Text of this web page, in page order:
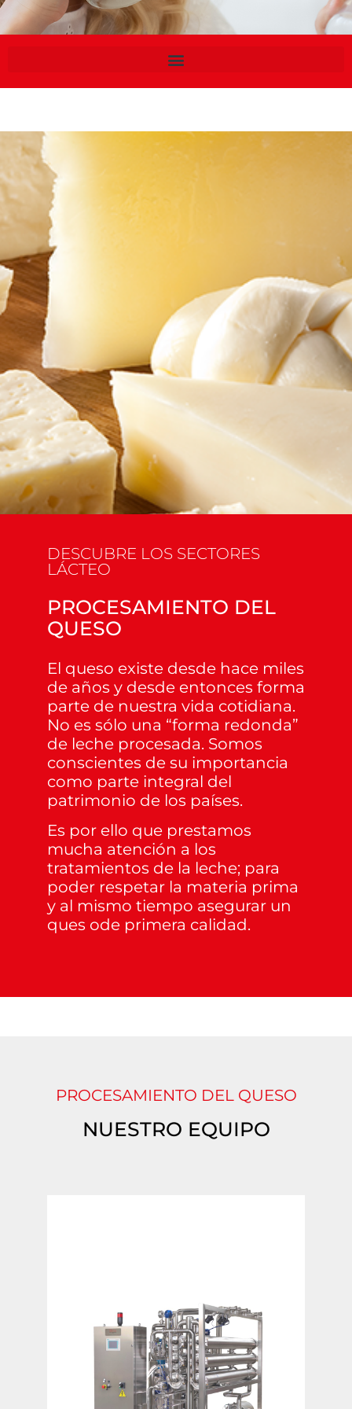
DESCUBRE LOS SECTORES
LÁCTEO
PROCESAMIENTO DEL
QUESO
El queso existe desde hace miles
de años y desde entonces forma
parte de nuestra vida cotidiana.
No es sólo una “forma redonda”
de leche procesada. Somos
conscientes de su importancia
como parte integral del
patrimonio de los países.
Es por ello que prestamos
mucha atención a los
tratamientos de la leche; para
poder respetar la materia prima
y al mismo tiempo asegurar un
ques ode primera calidad.
PROCESAMIENTO DEL QUESO
NUESTRO EQUIPO